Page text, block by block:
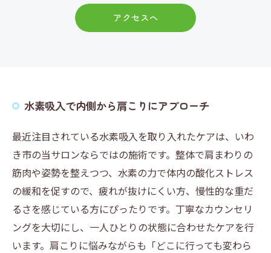
アクセスへ
水素吸入で内側から肩こりにアプローチ
最近注目されている水素吸入を取り入れたケアは、いわ
き市の当サロンならではの施術です。整体で肩まわりの
筋肉や姿勢を整えつつ、水素の力で体内の酸化ストレス
の緩和を促すので、疲れが抜けにくい方、慢性的な重だ
るさを感じている方にぴったりです。丁寧なカウンセリ
ングを大切にし、一人ひとりの状態に合わせたケアを行
います。肩こりに悩みながらも「どこに行っても変わら